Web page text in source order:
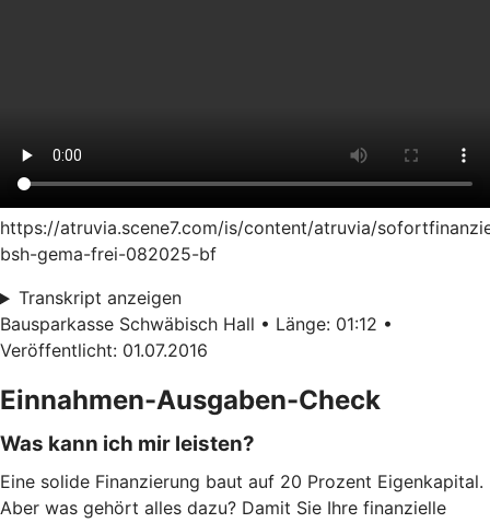
https://atruvia.scene7.com/is/content/atruvia/
bsh-gema-frei-082025-bf
Transkript anzeigen
Bausparkasse Schwäbisch Hall • Länge: 01:12 •
Veröffentlicht: 01.07.2016
Einnahmen-Ausgaben-Check
Was kann ich mir leisten?
Eine solide Finanzierung baut auf 20 Prozent Eigenkapital.
Aber was gehört alles dazu? Damit Sie Ihre finanzielle